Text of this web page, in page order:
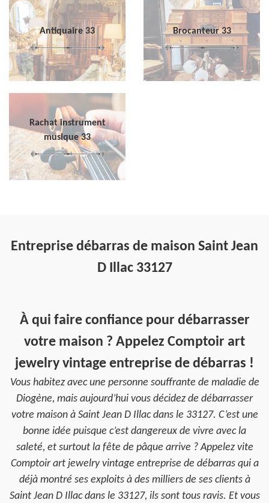
Antiquaire 33 Brocanteur 33
Rachat instrument
musique 33
Entreprise débarras de maison Saint Jean
D Illac 33127
À qui faire confiance pour débarrasser
votre maison ? Appelez Comptoir art
jewelry vintage entreprise de débarras !
Vous habitez avec une personne souffrante de maladie de
Diogène, mais aujourd’hui vous décidez de débarrasser
votre maison à Saint Jean D Illac dans le 33127. C’est une
bonne idée puisque c’est dangereux de vivre avec la
saleté, et surtout la fête de pâque arrive ? Appelez vite
Comptoir art jewelry vintage entreprise de débarras qui a
déjà montré ses exploits à des milliers de ses clients à
Saint Jean D Illac dans le 33127, ils sont tous ravis. Et vous